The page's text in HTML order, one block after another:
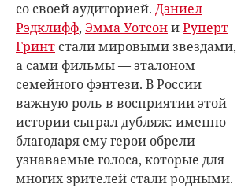
со своей аудиторией. Дэниел
Рэдклифф, Эмма УотсониРуперт
Гринт стали мировыми звездами,
а сами фильмы — эталоном
семейного фэнтези. В России
важную роль в восприятии этой
истории сыграл дубляж: именно
благодаря ему герои обрели
узнаваемые голоса, которые для
многих зрителей стали родными.